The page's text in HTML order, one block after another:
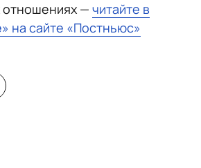
— читайте в
на сайте «Постньюс»